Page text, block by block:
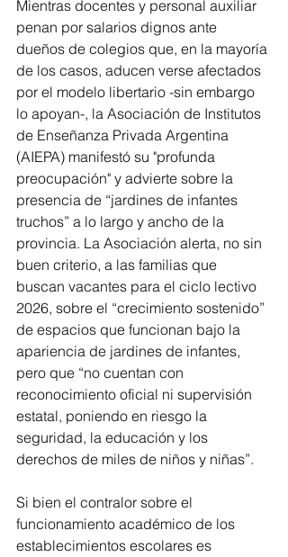
Mientras docentes y personal auxiliar
penan por salarios dignos ante
dueños de colegios que, en la mayoría
de los casos, aducen verse afectados
por el modelo libertario -sin embargo
lo apoyan-, la Asociación de Institutos
de Enseñanza Privada Argentina
(AIEPA) manifestó su "profunda
preocupación" y advierte sobre la
presencia de “jardines de infantes
truchos” a lo largo y ancho de la
provincia. La Asociación alerta, no sin
buen criterio, a las familias que
buscan vacantes para el ciclo lectivo
2026, sobre el “crecimiento sostenido”
de espacios que funcionan bajo la
apariencia de jardines de infantes,
pero que “no cuentan con
reconocimiento oficial ni supervisión
estatal, poniendo en riesgo la
seguridad, la educación y los
derechos de miles de niños y niñas”.
Si bien el contralor sobre el
funcionamiento académico de los
establecimientos escolares es